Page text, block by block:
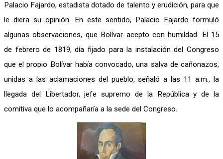
Palacio Fajardo, estadista dotado de talento y erudición, para que
le diera su opinión. En este sentido, Palacio Fajardo formuló
algunas observaciones, que Bolívar acepto con humildad. El 15
de febrero de 1819, día fijado para la instalación del Congreso
que el propio Bolívar había convocado, una salva de cañonazos,
unidas a las aclamaciones del pueblo, señaló a las 11 a.m., la
llegada del Libertador, jefe supremo de la República y de la
comitiva que lo acompañaría a la sede del Congreso.